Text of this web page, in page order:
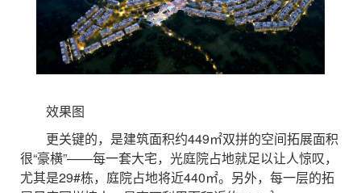
效果图
更关键的，是建筑面积约449㎡双拼的空间拓展面积
很“豪横”——每一套大宅，光庭院占地就足以让人惊叹，
尤其是29#栋，庭院占地将近440㎡。另外，每一层的拓